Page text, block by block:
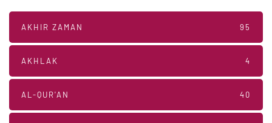
AKHIR ZAMAN 95
AKHLAK 4
AL-QUR'AN 40